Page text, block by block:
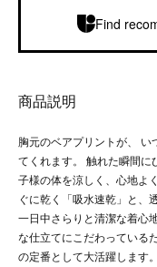
Find
商品説明
胸元のベアプリントが、 い
てくれます。 触れた瞬間に
子様の体を涼しく、心地よ
ぐに乾く「吸水速乾」と、
一日中さらりと清潔な着心
な仕立てにこだわっている
の定番として大活躍します